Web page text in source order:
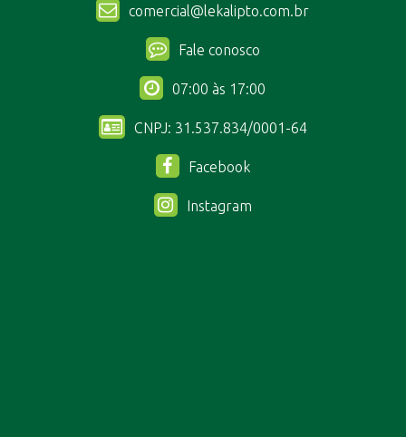
comercial@lekalipto.com.br
Fale conosco
07:00 às 17:00
CNPJ: 31.537.834/0001-64
Facebook
Instagram